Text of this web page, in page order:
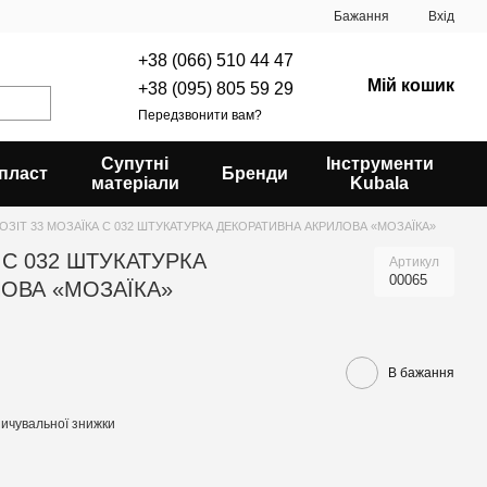
Бажання Вхід
+38 (066) 510 44 47
+38 (095) 805 59 29
Передзвонити вам?
Мій кошик
Супутні
матеріали
Бренди
Інструменти
Kubala
33 МОЗАЇКА С 032 ШТУКАТУРКА ДЕКОРАТИВНА АКРИЛОВА «МОЗАЇКА»
032 ШТУКАТУРКА
«МОЗАЇКА»
Артикул
00065
В бажання
знижки